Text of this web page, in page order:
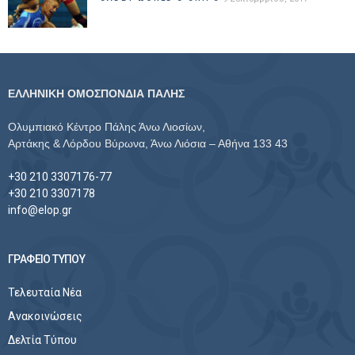
ΕΛΛΗΝΙΚΗ ΟΜΟΣΠΟΝΔΙΑ ΠΑΛΗΣ
Ολυμπιακό Κέντρο Πάλης Άνω Λιοσίων,
Αρτάκης & Λόρδου Βύρωνα, Άνω Λιόσια – Αθήνα 133 43
+30 210 3307176-77
+30 210 3307178
info@elop.gr
ΓΡΑΦΕΙΟ ΤΥΠΟΥ
Τελευταία Νέα
Ανακοινώσεις
Δελτία Τύπου